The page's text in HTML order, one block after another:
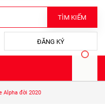
TÌM KIẾM
ĐĂNG KÝ
Alpha đời 2020